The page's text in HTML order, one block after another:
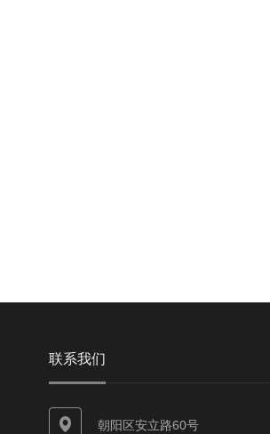
联系我们
朝阳区安立路60号